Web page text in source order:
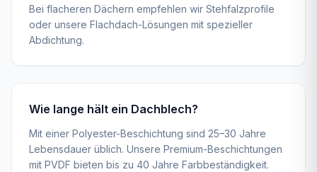
Bei flacheren Dächern empfehlen wir Stehfalzprofile
oder unsere Flachdach-Lösungen mit spezieller
Abdichtung.
Wie lange hält ein Dachblech?
Mit einer Polyester-Beschichtung sind 25–30 Jahre
Lebensdauer üblich. Unsere Premium-Beschichtungen
mit PVDF bieten bis zu 40 Jahre Farbbeständigkeit.